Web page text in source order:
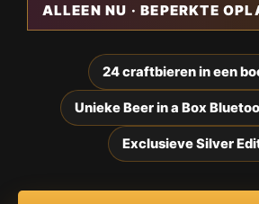
ALLEEN NU · BEPERKTE
24 craftbieren in een
Unieke Beer in a Box
Exclusieve Silver